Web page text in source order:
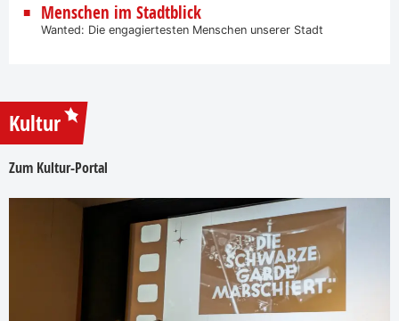
Menschen im Stadtblick
Wanted: Die engagiertesten Menschen unserer Stadt
Kultur
Zum Kultur-Portal